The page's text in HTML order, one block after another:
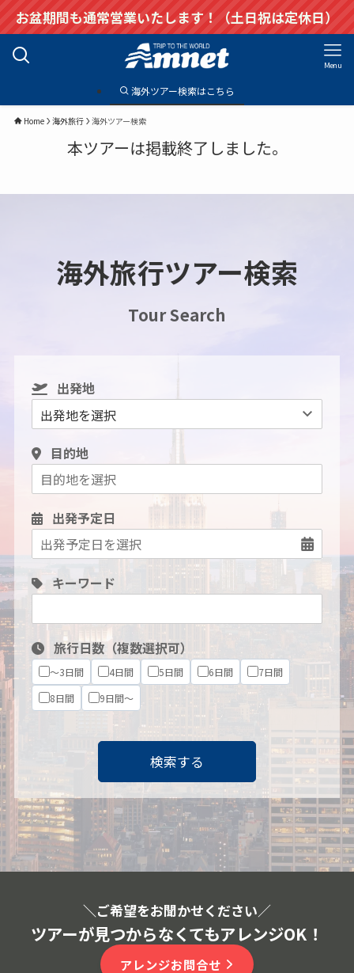
お盆期間も通常営業いたします！（土日祝は定休日）
Menu
海外ツアー検索はこちら
Home 海外旅行 海外ツアー検索
本ツアーは掲載終了しました。
海外旅行ツアー検索
Tour Search
出発地
目的地
出発予定日
キーワード
旅行日数（複数選択可）
～3日間 4日間 5日間 6日間
7日間
8日間
9日間～
検索する
＼ご希望をお聞かせください／
ツアーが見つからなくてもアレンジOK！
アレンジお問合せ